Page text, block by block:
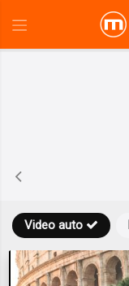
Video auto